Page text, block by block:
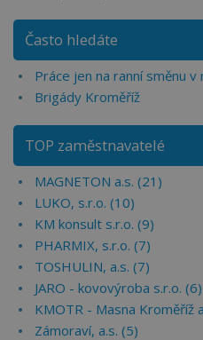
Často hledáte
Práce jen na ranní směnu v
Brigády Kroměříž
TOP zaměstnavatelé
MAGNETON a.s. (21)
LUKO, s.r.o. (10)
KM konsult s.r.o. (9)
PHARMIX, s.r.o. (7)
TOSHULIN, a.s. (7)
JARO - kovovýroba s.r.o. (6)
KMOTR - Masna Kroměříž
Zámoraví, a.s. (5)